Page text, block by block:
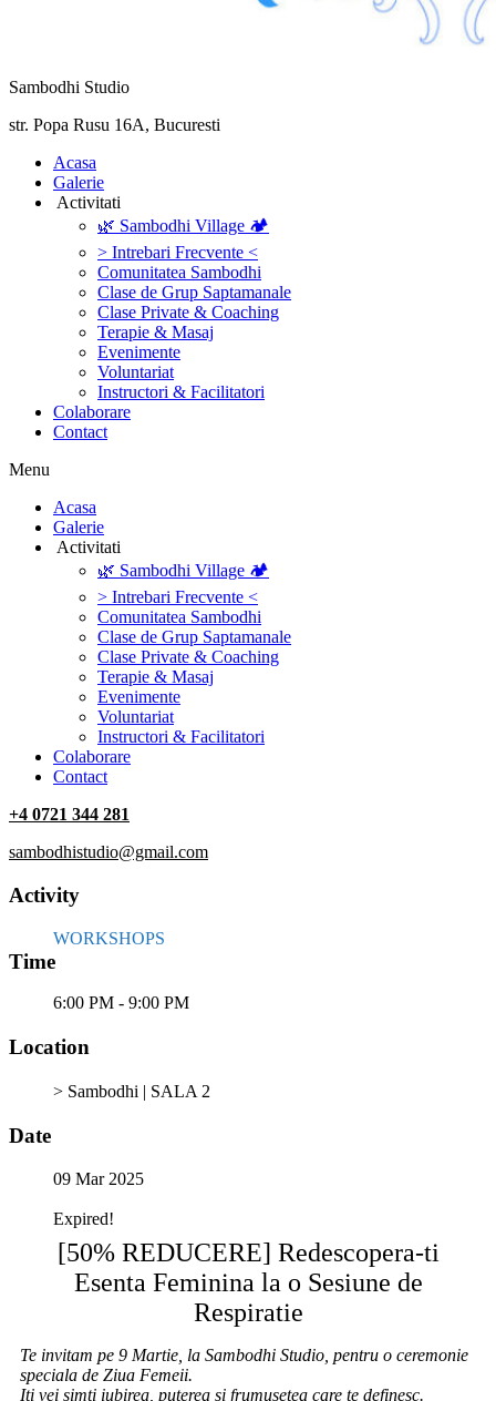
Sambodhi Studio
str. Popa Rusu 16A, Bucuresti
‎Acasa
Galerie
‎ ‎Activitati‎
🌿 Sambodhi Village 🏕️
> Intrebari Frecvente <
Comunitatea Sambodhi
Clase de Grup Saptamanale
Clase Private & Coaching
Terapie & Masaj
‎Evenimente
Voluntariat
‏‏‎Instructori & Facilitatori
Colaborare
Contact
Menu
‎Acasa
Galerie
‎ ‎Activitati‎
🌿 Sambodhi Village 🏕️
> Intrebari Frecvente <
Comunitatea Sambodhi
Clase de Grup Saptamanale
Clase Private & Coaching
Terapie & Masaj
‎Evenimente
Voluntariat
‏‏‎Instructori & Facilitatori
Colaborare
Contact
+4 0721 344 281
sambodhistudio@gmail.com
Activity
WORKSHOPS
Time
6:00 PM - 9:00 PM
Location
> Sambodhi | SALA 2
Date
09 Mar 2025
Expired!
[50% REDUCERE] Redescopera-ti
Esenta Feminina la o Sesiune de
Respiratie
Te invitam pe 9 Martie, la Sambodhi Studio, pentru o ceremonie
speciala de Ziua Femeii.
Iti vei simti iubirea, puterea si frumusetea care te definesc.